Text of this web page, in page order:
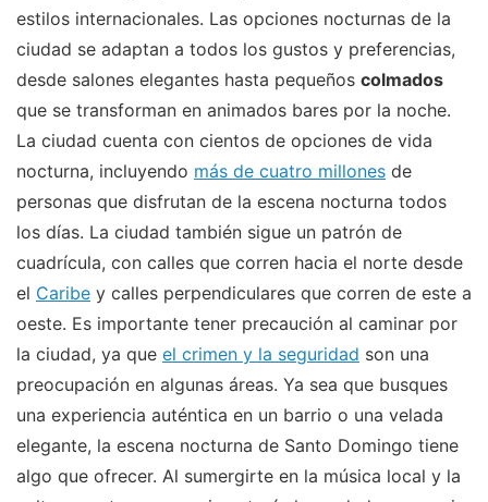
estilos internacionales. Las opciones nocturnas de la
ciudad se adaptan a todos los gustos y preferencias,
desde salones elegantes hasta pequeños colmados
que se transforman en animados bares por la noche.
La ciudad cuenta con cientos de opciones de vida
nocturna, incluyendo más de cuatro millones de
personas que disfrutan de la escena nocturna todos
los días. La ciudad también sigue un patrón de
cuadrícula, con calles que corren hacia el norte desde
el Caribe y calles perpendiculares que corren de este a
oeste. Es importante tener precaución al caminar por
la ciudad, ya que el crimen y la seguridad son una
preocupación en algunas áreas. Ya sea que busques
una experiencia auténtica en un barrio o una velada
elegante, la escena nocturna de Santo Domingo tiene
algo que ofrecer. Al sumergirte en la música local y la